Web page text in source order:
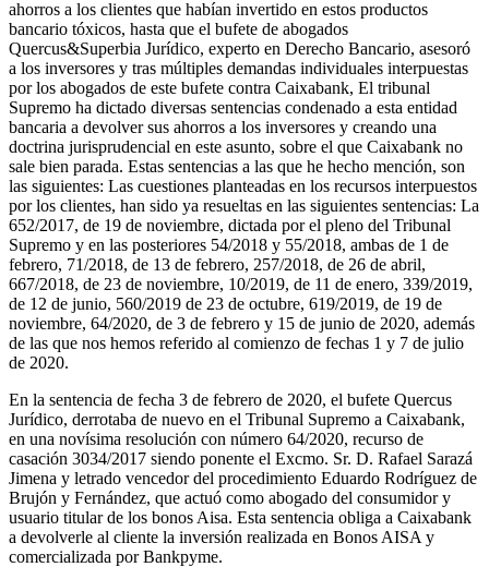
ahorros a los clientes que habían invertido en estos productos
bancario tóxicos, hasta que el bufete de abogados
Quercus&Superbia Jurídico, experto en Derecho Bancario, asesoró
a los inversores y tras múltiples demandas individuales interpuestas
por los abogados de este bufete contra Caixabank, El tribunal
Supremo ha dictado diversas sentencias condenado a esta entidad
bancaria a devolver sus ahorros a los inversores y creando una
doctrina jurisprudencial en este asunto, sobre el que Caixabank no
sale bien parada. Estas sentencias a las que he hecho mención, son
las siguientes: Las cuestiones planteadas en los recursos interpuestos
por los clientes, han sido ya resueltas en las siguientes sentencias: La
652/2017, de 19 de noviembre, dictada por el pleno del Tribunal
Supremo y en las posteriores 54/2018 y 55/2018, ambas de 1 de
febrero, 71/2018, de 13 de febrero, 257/2018, de 26 de abril,
667/2018, de 23 de noviembre, 10/2019, de 11 de enero, 339/2019,
de 12 de junio, 560/2019 de 23 de octubre, 619/2019, de 19 de
noviembre, 64/2020, de 3 de febrero y 15 de junio de 2020, además
de las que nos hemos referido al comienzo de fechas 1 y 7 de julio
de 2020.
En la sentencia de fecha 3 de febrero de 2020, el bufete Quercus
Jurídico, derrotaba de nuevo en el Tribunal Supremo a Caixabank,
en una novísima resolución con número 64/2020, recurso de
casación 3034/2017 siendo ponente el Excmo. Sr. D. Rafael Sarazá
Jimena y letrado vencedor del procedimiento Eduardo Rodríguez de
Brujón y Fernández, que actuó como abogado del consumidor y
usuario titular de los bonos Aisa. Esta sentencia obliga a Caixabank
a devolverle al cliente la inversión realizada en Bonos AISA y
comercializada por Bankpyme.